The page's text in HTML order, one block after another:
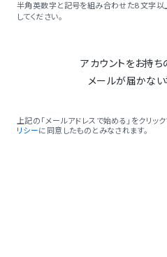
半角英数字と記号を組み合わせた8文字以
してください。
アカウントをお持ち
メールが届かな
上記の「メールアドレスで始める」をクリッ
リシーに同意したものとみなされます。